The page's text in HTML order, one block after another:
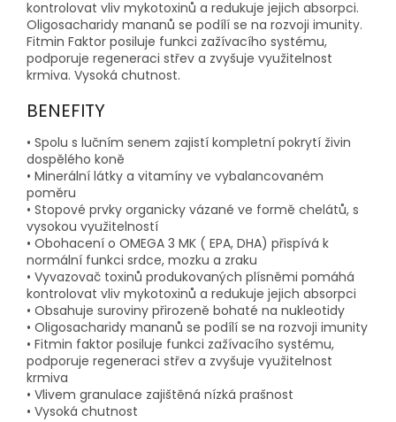
kontrolovat vliv mykotoxinů a redukuje jejich absorpci.
Oligosacharidy mananů se podílí se na rozvoji imunity.
Fitmin Faktor posiluje funkci zažívacího systému,
podporuje regeneraci střev a zvyšuje využitelnost
krmiva. Vysoká chutnost.
BENEFITY
• Spolu s lučním senem zajistí kompletní pokrytí živin
dospělého koně
• Minerální látky a vitamíny ve vybalancovaném
poměru
• Stopové prvky organicky vázané ve formě chelátů, s
vysokou využitelností
• Obohacení o OMEGA 3 MK ( EPA, DHA) přispívá k
normální funkci srdce, mozku a zraku
• Vyvazovač toxinů produkovaných plísněmi pomáhá
kontrolovat vliv mykotoxinů a redukuje jejich absorpci
• Obsahuje suroviny přirozeně bohaté na nukleotidy
• Oligosacharidy mananů se podílí se na rozvoji imunity
• Fitmin faktor posiluje funkci zažívacího systému,
podporuje regeneraci střev a zvyšuje využitelnost
krmiva
• Vlivem granulace zajištěná nízká prašnost
• Vysoká chutnost